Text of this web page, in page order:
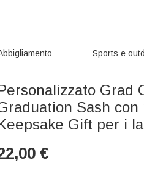
Sports e
Grad
Sash
Gift per i
€